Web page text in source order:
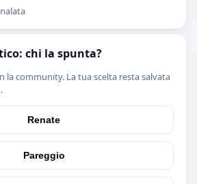
chi la spunta?
la community. La tua scelta resta salvata
Renate
Pareggio